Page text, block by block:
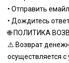
• Отправить
• Дождитесь
🌐 ПОЛИТИКА
⚠️ Возврат
осуществляется